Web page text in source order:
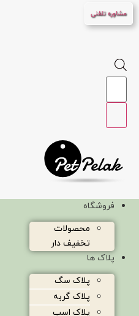
پرش
به
مشاوره تلفنی
Products
فروشگاه
محصولات
تخفیف دار
پلاک ها
پلاک سگ
پلاک گربه
پلاک اسب